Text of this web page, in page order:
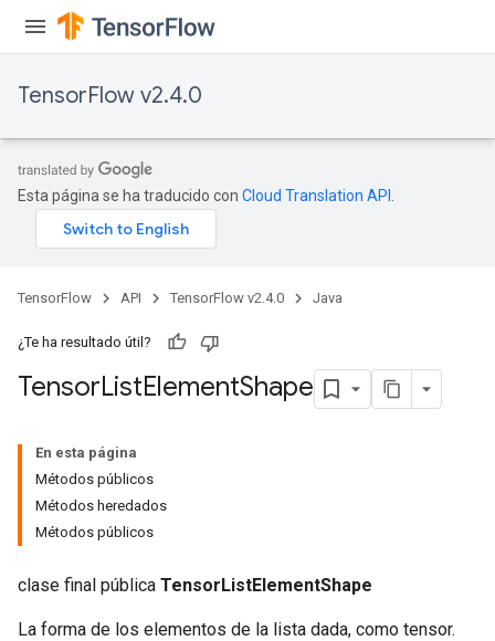
TensorFlow v2.4.0
Esta página se ha traducido con Cloud Translation API
TensorFlow API TensorFlow v2.4.0 Java
¿Te ha resultado útil?
TensorListElementShape
En esta página
Métodos públicos
Métodos heredados
Métodos públicos
clase final pública TensorListElementShape
La forma de los elementos de la lista dada, como tensor.